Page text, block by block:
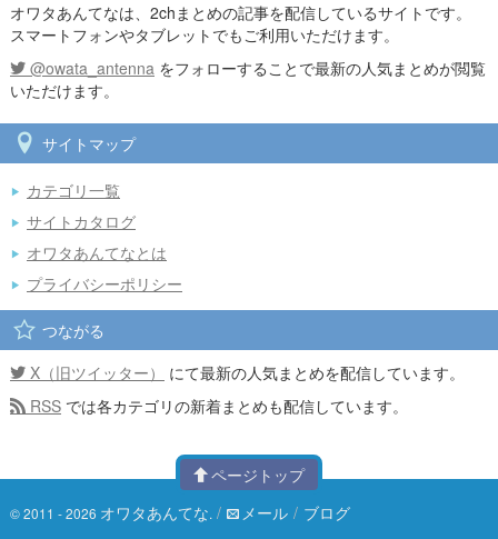
オワタあんてなは、2chまとめの記事を配信しているサイトです。
スマートフォンやタブレットでもご利用いただけます。
@owata_antenna をフォローすることで最新の人気まとめが閲覧
いただけます。
サイトマップ
カテゴリ一覧
サイトカタログ
オワタあんてなとは
プライバシーポリシー
つながる
X（旧ツイッター）
にて最新の人気まとめを配信しています。
RSS では各カテゴリの新着まとめも配信しています。
ページトップ
© 2011 - 2026 オワタあんてな. / メール / ブログ